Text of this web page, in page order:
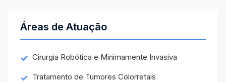
Áreas de Atuação
Cirurgia Robótica e Minimamente Invasiva
Tratamento de Tumores Colorretais